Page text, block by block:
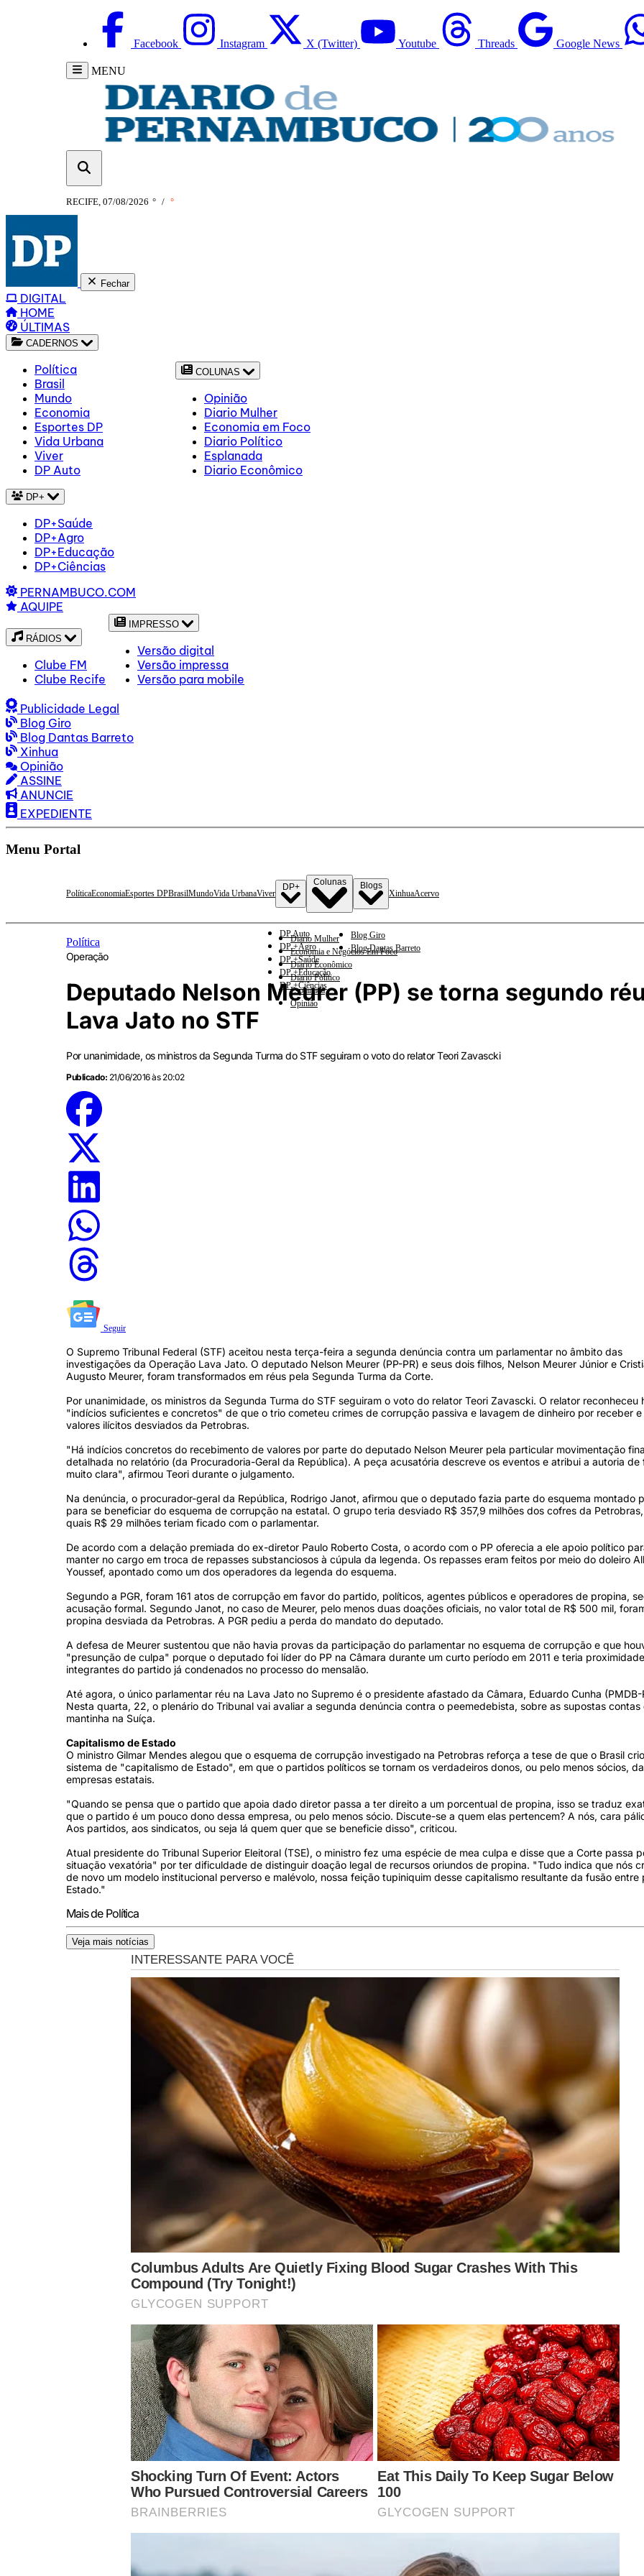
Facebook Instagram X (Twitter) Youtube Threads Google News
MENU
RECIFE, 07/08/2026 ° / °
Fechar
DIGITAL
HOME
ÚLTIMAS
CADERNOS
Política
Brasil
Mundo
Economia
Esportes DP
Vida Urbana
Viver
DP Auto
COLUNAS
Opinião
Diario Mulher
Economia em Foco
Diario Político
Esplanada
Diario Econômico
DP+
DP+Saúde
DP+Agro
DP+Educação
DP+Ciências
PERNAMBUCO.COM
AQUIPE
RÁDIOS
Clube FM
Clube Recife
IMPRESSO
Versão digital
Versão impressa
Versão para mobile
Publicidade Legal
Blog Giro
Blog Dantas Barreto
Xinhua
Opinião
ASSINE
ANUNCIE
EXPEDIENTE
Menu Portal
PolíticaEconomiaEsportes DPBrasilMundoVida UrbanaViver
DP+
DP Auto
DP +Agro
DP +Saúde
DP +Educação
DP +Ciências
Colunas
Diario Mulher
Economia e Negócios Em Foco
Diario Econômico
Diario Político
Esplanada
Opinião
Blogs
Blog Giro
Blog Dantas Barreto
XinhuaAcervo
Política
Operação
Deputado Nelson Meurer (PP) se torna segundo
Lava Jato no STF
Por unanimidade, os ministros da Segunda Turma do STF seguiram o voto do relator Teori Zavascki
Publicado: 21/06/2016 às 20:02
Seguir
O Supremo Tribunal Federal (STF) aceitou nesta terça-feira a segunda denúncia contra um parlamentar no âmbito das
investigações da Operação Lava Jato. O deputado Nelson Meurer (PP-PR) e seus dois filhos, Nelson Meurer Júnior e
Augusto Meurer, foram transformados em réus pela Segunda Turma da Corte.
Por unanimidade, os ministros da Segunda Turma do STF seguiram o voto do relator Teori Zavascki. O relator reconheceu
"indícios suficientes e concretos" de que o trio cometeu crimes de corrupção passiva e lavagem de dinheiro por receber
valores ilícitos desviados da Petrobras.
"Há indícios concretos do recebimento de valores por parte do deputado Nelson Meurer pela particular movimentação
detalhada no relatório (da Procuradoria-Geral da República). A peça acusatória descreve os eventos e atribui a autoria de
muito clara", afirmou Teori durante o julgamento.
Na denúncia, o procurador-geral da República, Rodrigo Janot, afirmou que o deputado fazia parte do esquema montado
para se beneficiar do esquema de corrupção na estatal. O grupo teria desviado R$ 357,9 milhões dos cofres da
quais R$ 29 milhões teriam ficado com o parlamentar.
De acordo com a delação premiada do ex-diretor Paulo Roberto Costa, o acordo com o PP oferecia a ele apoio político
manter no cargo em troca de repasses substanciosos à cúpula da legenda. Os repasses eram feitos por meio do doleiro
Youssef, apontado como um dos operadores da legenda do esquema.
Segundo a PGR, foram 161 atos de corrupção em favor do partido, políticos, agentes públicos e operadores de propina,
acusação formal. Segundo Janot, no caso de Meurer, pelo menos duas doações oficiais, no valor total de R$ 500 mil,
propina desviada da Petrobras. A PGR pediu a perda do mandato do deputado.
A defesa de Meurer sustentou que não havia provas da participação do parlamentar no esquema de corrupção e que
"presunção de culpa" porque o deputado foi líder do PP na Câmara durante um curto período em 2011 e teria
integrantes do partido já condenados no processo do mensalão.
Até agora, o único parlamentar réu na Lava Jato no Supremo é o presidente afastado da Câmara, Eduardo Cunha (PMDB-
Nesta quarta, 22, o plenário do Tribunal vai avaliar a segunda denúncia contra o peemedebista, sobre as supostas contas
mantinha na Suíça.
Capitalismo de Estado
O ministro Gilmar Mendes alegou que o esquema de corrupção investigado na Petrobras reforça a tese de que o Brasil
sistema de "capitalismo de Estado", em que o partidos políticos se tornam os verdadeiros donos, ou pelo menos sócios,
empresas estatais.
"Quando se pensa que o partido que apoia dado diretor passa a ter direito a um porcentual de propina, isso se traduz
que o partido é um pouco dono dessa empresa, ou pelo menos sócio. Discute-se a quem elas pertencem? A nós, cara
Aos partidos, aos sindicatos, ou seja lá quem quer que se beneficie disso", criticou.
Atual presidente do Tribunal Superior Eleitoral (TSE), o ministro fez uma espécie de mea culpa e disse que a Corte passa
situação vexatória" por ter dificuldade de distinguir doação legal de recursos oriundos de propina. "Tudo indica que nós
de novo um modelo institucional perverso e malévolo, nossa feição tupiniquim desse capitalismo resultante da fusão entre
Estado."
Mais de Política
Veja mais notícias